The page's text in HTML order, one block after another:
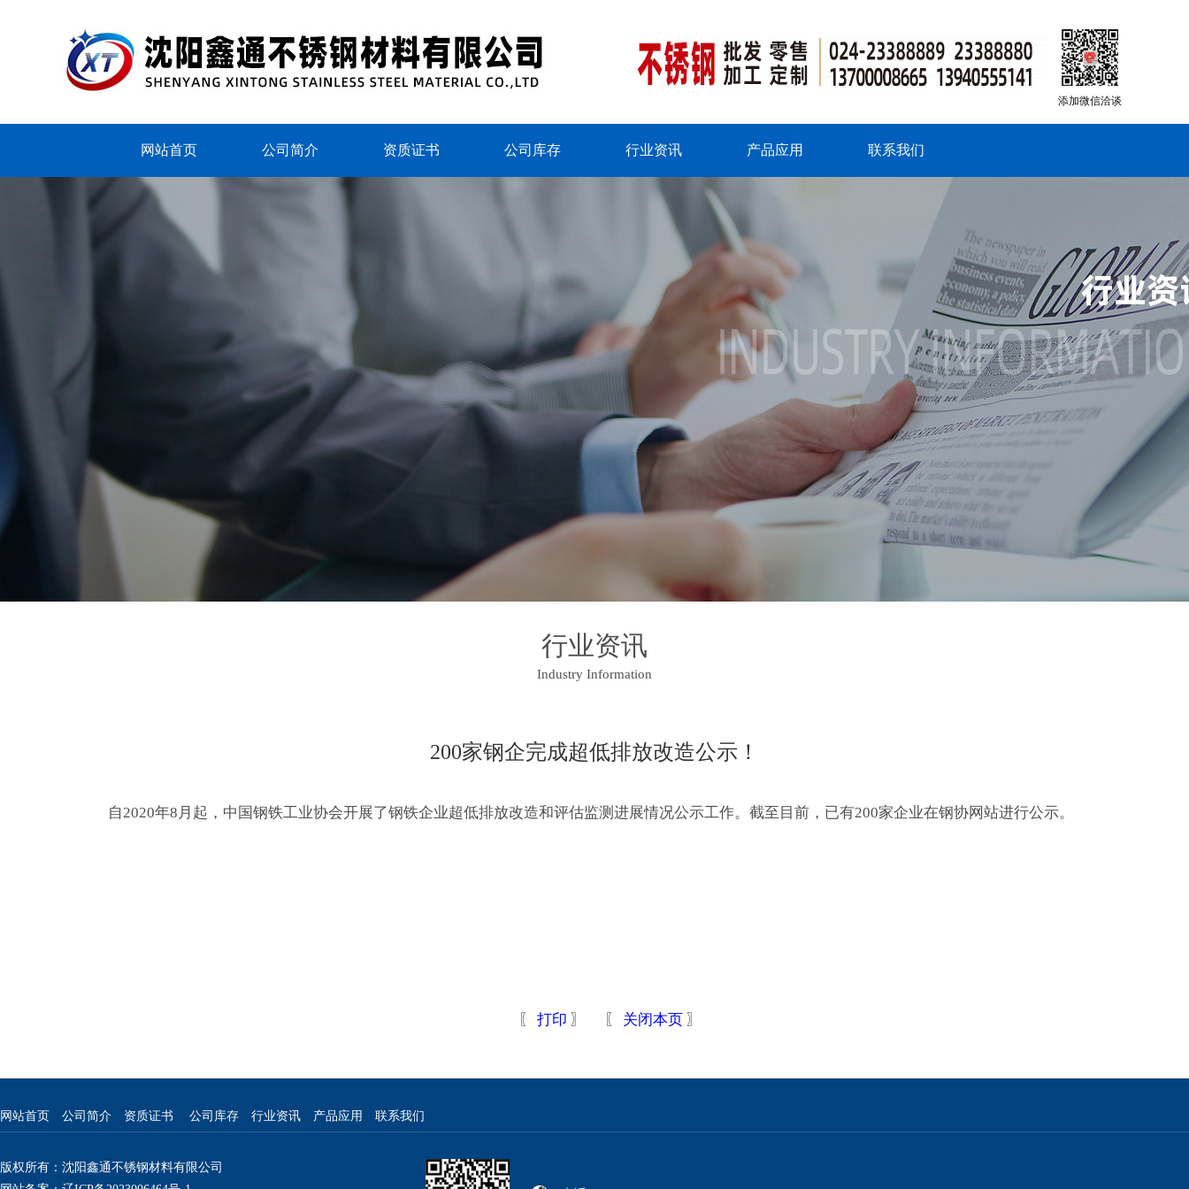
添加微信洽谈
网站首页 公司简介 资质证书 公司库存 行业资讯 产品应用 联系我们
行业资讯
Industry Information
200家钢企完成超低排放改造公示！
自2020年8月起，中国钢铁工业协会开展了钢铁企业超低排放改造和评估监测进展情况公示工作。截至目前，已有200家企业在钢协网站进行公示。
〖 打印 〗 〖 关闭本页〗
网站首页 公司简介 资质证书 公司库存 行业资讯 产品应用 联系我们
版权所有：沈阳鑫通不锈钢材料有限公司